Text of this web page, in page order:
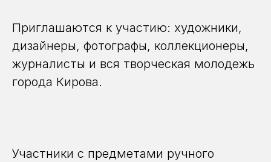
Приглашаются к участию: художники,
дизайнеры, фотографы, коллекционеры,
журналисты и вся творческая молодежь
города Кирова.
Участники с предметами ручного